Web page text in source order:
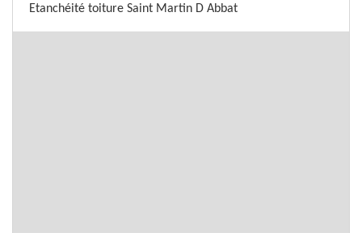
Etanchéité toiture Saint Martin D Abbat